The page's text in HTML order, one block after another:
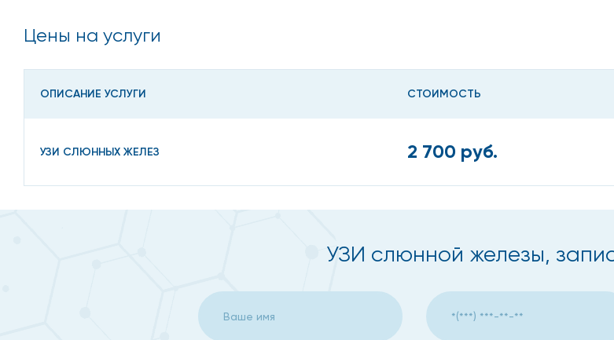
Цены на услуги
ОПИСАНИЕ УСЛУГИ СТОИМОСТЬ
УЗИ СЛЮННЫХ ЖЕЛЕЗ 2 700 руб.
УЗИ слюнной железы,